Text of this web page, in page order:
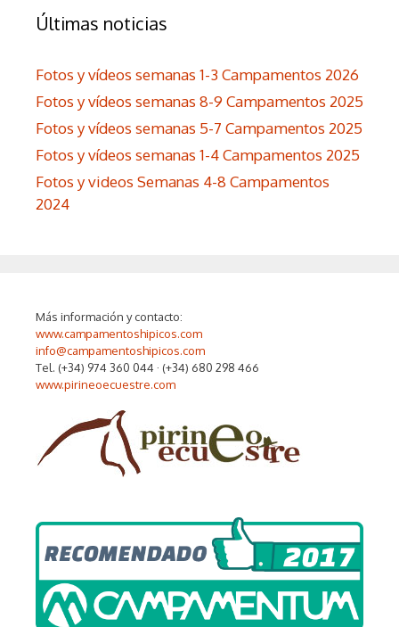
Últimas noticias
Fotos y vídeos semanas 1-3 Campamentos 2026
Fotos y vídeos semanas 8-9 Campamentos 2025
Fotos y vídeos semanas 5-7 Campamentos 2025
Fotos y vídeos semanas 1-4 Campamentos 2025
Fotos y videos Semanas 4-8 Campamentos
2024
Más información y contacto:
www.campamentoshipicos.com
info@campamentoshipicos.com
Tel. (+34) 974 360 044 · (+34) 680 298 466
www.pirineoecuestre.com